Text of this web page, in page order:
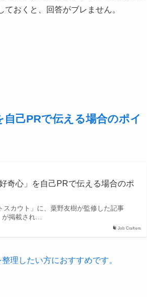
おくと、回答がブレません。
己PRで伝える場合のポイ
Job Crafters
奇心」を自己PRで伝える場合のポ
スカウト」に、粟野友樹が監修した記事
が掲載され…
理したい方におすすめです。